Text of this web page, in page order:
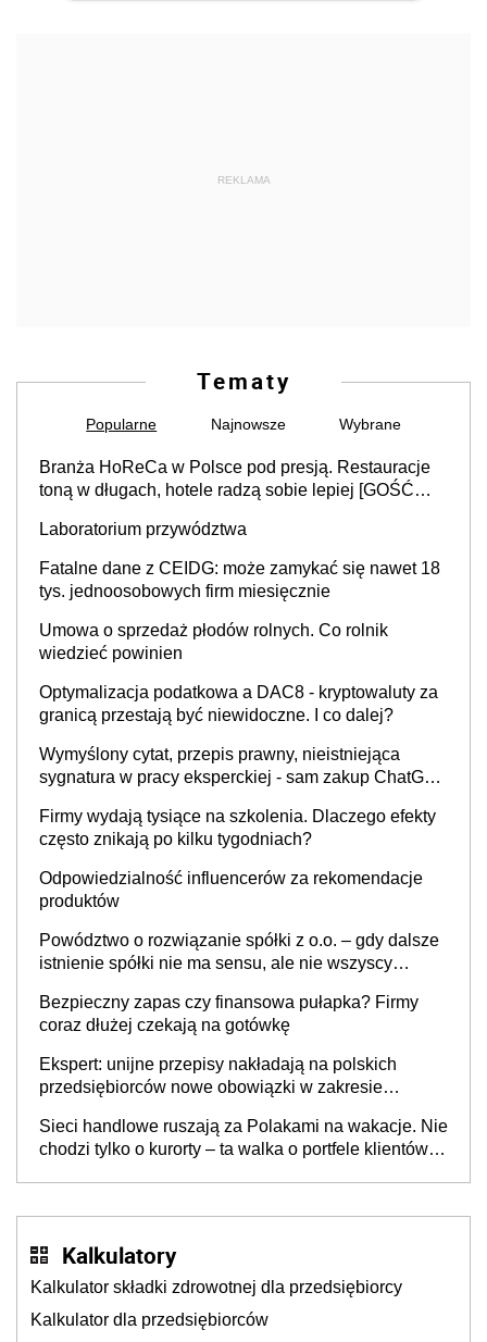
REKLAMA
Tematy
Popularne Najnowsze Wybrane
Branża HoReCa w Polsce pod presją. Restauracje
toną w długach, hotele radzą sobie lepiej [GOŚĆ
Laboratorium przywództwa
Fatalne dane z CEIDG: może zamykać się nawet 18
tys. jednoosobowych firm miesięcznie
Umowa o sprzedaż płodów rolnych. Co rolnik
wiedzieć powinien
Optymalizacja podatkowa a DAC8 - kryptowaluty za
granicą przestają być niewidoczne. I co dalej?
Wymyślony cytat, przepis prawny, nieistniejąca
sygnatura w pracy eksperckiej - sam zakup ChatGPT
Firmy wydają tysiące na szkolenia. Dlaczego efekty
często znikają po kilku tygodniach?
Odpowiedzialność influencerów za rekomendacje
produktów
Powództwo o rozwiązanie spółki z o.o. – gdy dalsze
istnienie spółki nie ma sensu, ale nie wszyscy
Bezpieczny zapas czy finansowa pułapka? Firmy
coraz dłużej czekają na gotówkę
Ekspert: unijne przepisy nakładają na polskich
przedsiębiorców nowe obowiązki w zakresie
Sieci handlowe ruszają za Polakami na wakacje. Nie
chodzi tylko o kurorty – ta walka o portfele klientów
Kalkulatory
Kalkulator składki zdrowotnej dla przedsiębiorcy
Kalkulator dla przedsiębiorców